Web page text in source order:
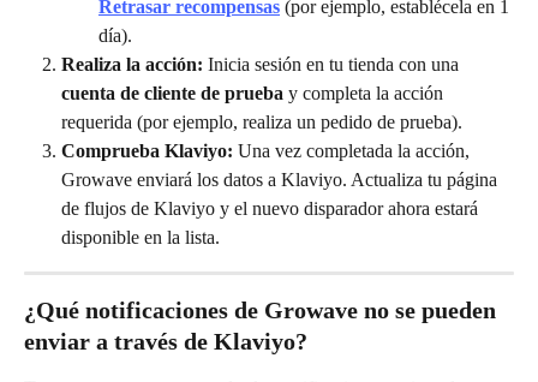
Retrasar recompensas (por ejemplo, establécela en 1
día).
Realiza la acción: Inicia sesión en tu tienda con una
cuenta de cliente de prueba y completa la acción
requerida (por ejemplo, realiza un pedido de prueba).
Comprueba Klaviyo: Una vez completada la acción,
Growave enviará los datos a Klaviyo. Actualiza tu página
de flujos de Klaviyo y el nuevo disparador ahora estará
disponible en la lista.
¿Qué notificaciones de Growave no se pueden
enviar a través de Klaviyo?